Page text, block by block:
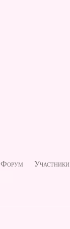
Форум Участники